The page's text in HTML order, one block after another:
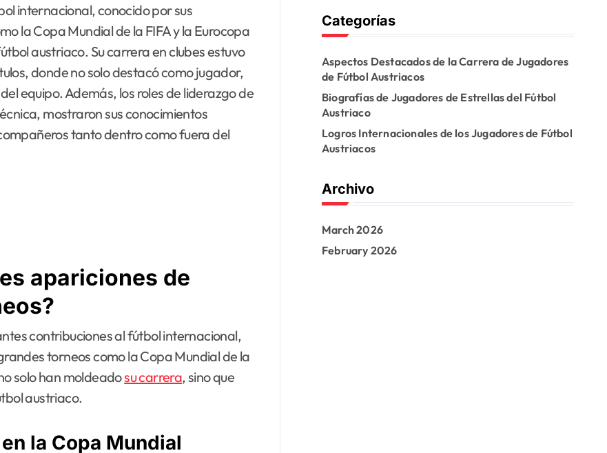
internacional, conocido por sus
la Copa Mundial de la FIFA y la Eurocopa
austriaco. Su carrera en clubes estuvo
donde no solo destacó como jugador,
equipo. Además, los roles de liderazgo de
mostraron sus conocimientos
tanto dentro como fuera del
apariciones de
contribuciones al fútbol internacional,
torneos como la Copa Mundial de la
solo han moldeadosu carrera, sino que
austriaco.
la Copa Mundial
c
h
o
r
:
Categorías
Aspectos Destacados de la Carrera de Jugadores
de Fútbol Austriacos
Biografías de Jugadores de Estrellas del Fútbol
Austriaco
Logros Internacionales de los Jugadores de Fútbol
Austriacos
Archivo
March 2026
February 2026